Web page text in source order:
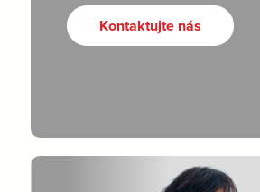
Kontaktujte nás